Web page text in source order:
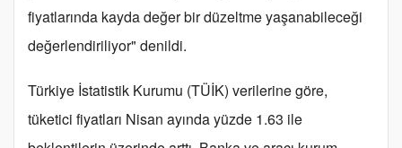
fiyatlarında kayda değer bir düzeltme yaşanabileceği
değerlendiriliyor" denildi.
Türkiye İstatistik Kurumu (TÜİK) verilerine göre,
tüketici fiyatları Nisan ayında yüzde 1.63 ile